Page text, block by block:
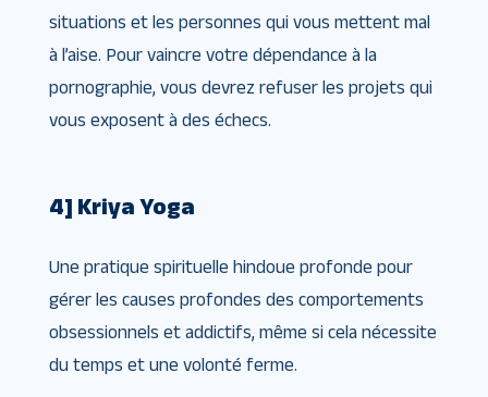
situations et les personnes qui vous mettent mal
à l’aise. Pour vaincre votre dépendance à la
pornographie, vous devrez refuser les projets qui
vous exposent à des échecs.
4] Kriya Yoga
Une pratique spirituelle hindoue profonde pour
gérer les causes profondes des comportements
obsessionnels et addictifs, même si cela nécessite
du temps et une volonté ferme.